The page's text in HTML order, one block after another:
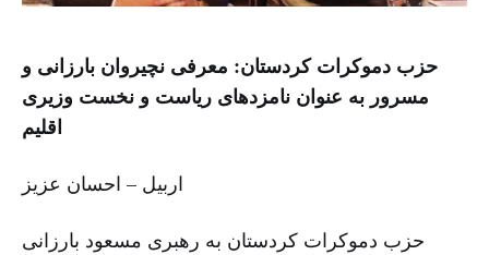
حزب دموکرات کردستان: معرفی نچیروان بارزانی و
مسرور به عنوان نامزدهای ریاست و نخست وزیری
اقلیم
اربیل – احسان عزیز
حزب دموکرات کردستان به رهبری مسعود بارزانی